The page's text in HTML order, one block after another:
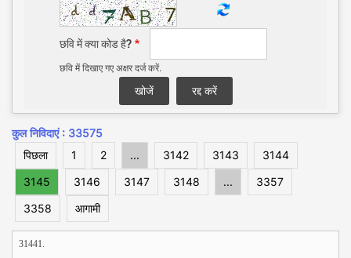
छवि में क्या कोड है?
छवि में दिखाए गए अक्षर दर्ज करें.
कुल निविदाएं : 33575
पिछला
1 2 ... 3142 3143
3144
3145
3146 3147 3148 ...
3357
3358
आगामी
31441.